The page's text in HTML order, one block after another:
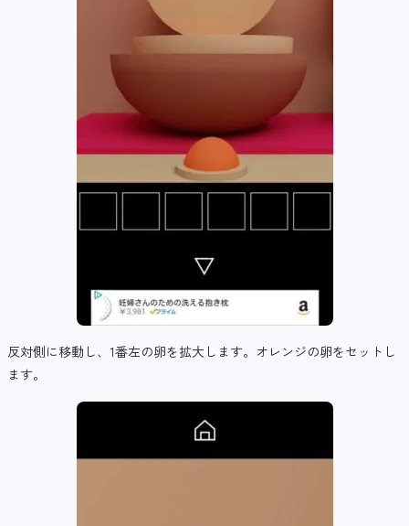
反対側に移動し、1番左の卵を拡大します。オレンジの卵をセットし
ます。